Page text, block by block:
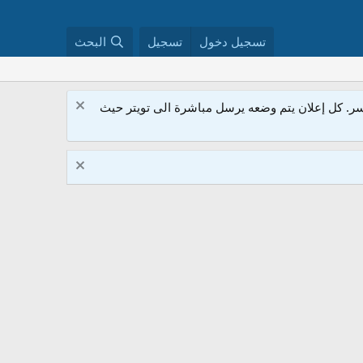
تسجيل دخول تسجيل البحث
كل إعلان يتم وضعه يرسل مباشرة الى تويتر حيث